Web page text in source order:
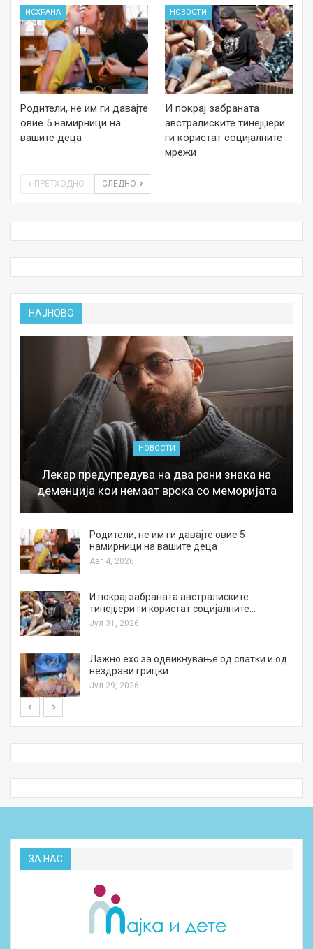
ИСХРАНА
Родители, не им ги давајте
овие 5 намирници на
вашите деца
НОВОСТИ
И покрај забраната
австралиските тинејџери
ги користат социјалните
мрежи
ПРЕТХОДНО СЛЕДНО
НАЈНОВО
НОВОСТИ
Лекар предупредува на два рани знака на
деменција кои немаат врска со меморијата
Родители, не им ги давајте овие 5
намирници на вашите деца
Авг 4, 2026
И покрај забраната австралиските
тинејџери ги користат социјалните…
Јул 31, 2026
Лажно ехо за одвикнување од слатки и од
нездрави грицки
Јул 29, 2026
ЗА НАС